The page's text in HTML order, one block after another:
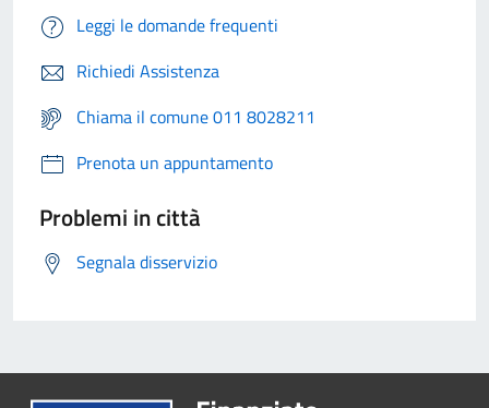
Leggi le domande frequenti
Richiedi Assistenza
Chiama il comune 011 8028211
Prenota un appuntamento
Problemi in città
Segnala disservizio